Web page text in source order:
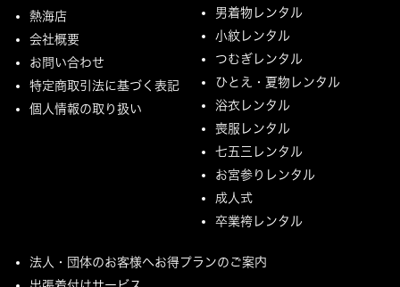
熱海店
会社概要
お問い合わせ
特定商取引法に基づく表記
個人情報の取り扱い
男着物レンタル
小紋レンタル
つむぎレンタル
ひとえ・夏物レンタル
浴衣レンタル
喪服レンタル
七五三レンタル
お宮参りレンタル
成人式
卒業袴レンタル
法人・団体のお客様へお得プランのご案内